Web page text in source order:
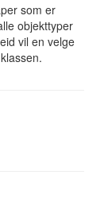
som er
objekttyper
vil en velge